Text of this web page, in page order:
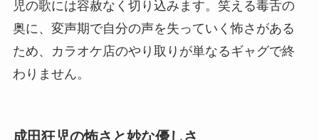
児の歌には容赦なく切り込みます。笑える毒舌の
奥に、変声期で自分の声を失っていく怖さがある
ため、カラオケ店のやり取りが単なるギャグで終
わりません。
成田狂児の怖さと妙な優しさ